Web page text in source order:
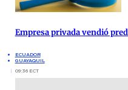
Empresa privada vendió
ECUADOR
GUAYAQUIL
09:36 ECT